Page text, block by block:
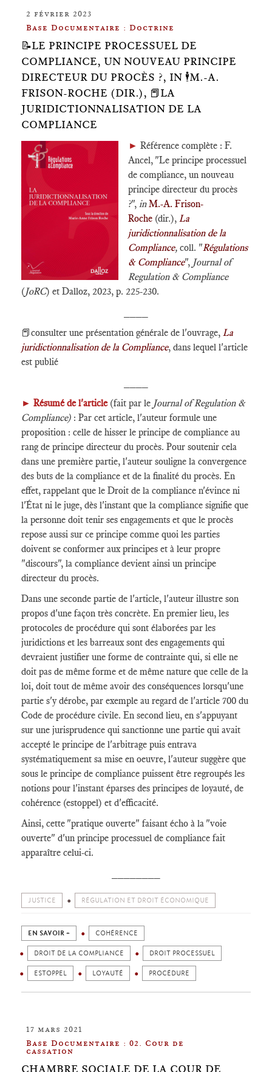
2 février 2023
Base Documentaire : Doctrine
📝LE PRINCIPE PROCESSUEL DE
COMPLIANCE, UN NOUVEAU PRINCIPE
DIRECTEUR DU PROCÈS ?, IN 🕴️M.-A.
FRISON-ROCHE (DIR.), 📕LA
JURIDICTIONNALISATION DE LA
COMPLIANCE
► Référence complète : F.
Ancel, "Le principe processuel
de compliance, un nouveau
principe directeur du procès
?", in M.-A. Frison-
Roche (dir.), La
juridictionnalisation de la
Compliance, coll. "Régulations
& Compliance", Journal of
Regulation & Compliance
(JoRC) et Dalloz, 2023, p. 225-230.
📕consulter une présentation générale de l'ouvrage, La
juridictionnalisation de la Compliance, dans lequel l'article
est publié
► Résumé de l'article(fait par le Journal of Regulation &
Compliance) : Par cet article, l'auteur formule une
proposition : celle de hisser le principe de compliance au
rang de principe directeur du procès. Pour soutenir cela
dans une première partie, l'auteur souligne la convergence
des buts de la compliance et de la finalité du procès. En
effet, rappelant que le Droit de la compliance n'évince ni
l'État ni le juge, dès l'instant que la compliance signifie que
la personne doit tenir ses engagements et que le procès
repose aussi sur ce principe comme quoi les parties
doivent se conformer aux principes et à leur propre
"discours", la compliance devient ainsi un principe
directeur du procès.
Dans une seconde partie de l'article, l'auteur illustre son
propos d'une façon très concrète. En premier lieu, les
protocoles de procédure qui sont élaborées par les
juridictions et les barreaux sont des engagements qui
devraient justifier une forme de contrainte qui, si elle ne
doit pas de même forme et de même nature que celle de la
loi, doit tout de même avoir des conséquences lorsqu'une
partie s'y dérobe, par exemple au regard de l'article 700 du
Code de procédure civile. En second lieu, en s'appuyant
sur une jurisprudence qui sanctionne une partie qui avait
accepté le principe de l'arbitrage puis entrava
systématiquement sa mise en oeuvre, l'auteur suggère que
sous le principe de compliance puissent être regroupés les
notions pour l'instant éparses des principes de loyauté, de
cohérence (estoppel) et d'efficacité.
Ainsi, cette "pratique ouverte" faisant écho à la "voie
ouverte" d'un principe processuel de compliance fait
apparaître celui-ci.
JUSTICE RÉGULATION ET DROIT ÉCONOMIQUE
EN SAVOIR + COHÉRENCE
DROIT DE LA COMPLIANCE DROIT PROCESSUEL
ESTOPPEL LOYAUTÉ PROCÉDURE
17 mars 2021
Base Documentaire : 02. Cour de
cassation
CHAMBRE SOCIALE DE LA COUR DE